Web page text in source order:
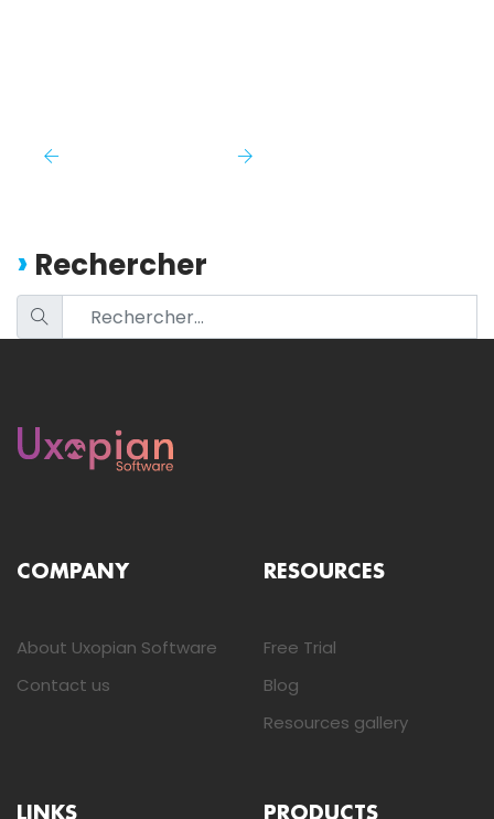
Rechercher
COMPANY
About Uxopian Software
Contact us
RESOURCES
Free Trial
Blog
Resources gallery
LINKS PRODUCTS